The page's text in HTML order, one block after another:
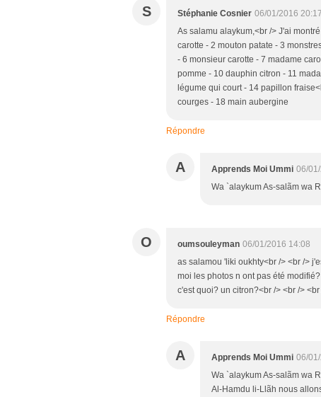
S Stéphanie Cosnier 06/01/2016 20:17
As salamu alaykum,<br /> J'ai
carotte - 2 mouton patate - 3
- 6 monsieur carotte - 7 madame
pomme - 10 dauphin citron - 11
légume qui court - 14 papillon
courges - 18 main aubergine
Répondre
A Apprends Moi Ummi 06/
Wa `alaykum As-salãm wa
O oumsouleyman 06/01/2016 14:08
as salamou 'liki oukhty<br /> <br />
moi les photos n ont pas été
c'est quoi? un citron?<br /> <br />
Répondre
A Apprends Moi Ummi 06/
Wa `alaykum As-salãm wa
Al-Hamdu li-Llãh nous